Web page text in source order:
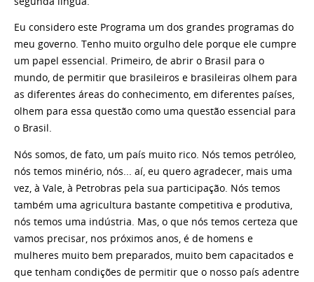
Eu considero este Programa um dos grandes programas do
meu governo. Tenho muito orgulho dele porque ele cumpre
um papel essencial. Primeiro, de abrir o Brasil para o
mundo, de permitir que brasileiros e brasileiras olhem para
as diferentes áreas do conhecimento, em diferentes países,
olhem para essa questão como uma questão essencial para
o Brasil.
Nós somos, de fato, um país muito rico. Nós temos petróleo,
nós temos minério, nós... aí, eu quero agradecer, mais uma
vez, à Vale, à Petrobras pela sua participação. Nós temos
também uma agricultura bastante competitiva e produtiva,
nós temos uma indústria. Mas, o que nós temos certeza que
vamos precisar, nos próximos anos, é de homens e
mulheres muito bem preparados, muito bem capacitados e
que tenham condições de permitir que o nosso país adentre